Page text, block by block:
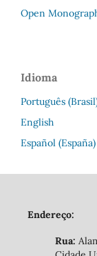
Open
Idioma
Português
English
Español (España)
Endereço:
Rua: